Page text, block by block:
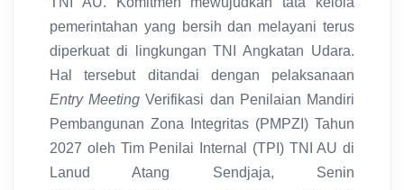
pemerintahan yang bersih dan melayani terus
diperkuat di lingkungan TNI Angkatan Udara.
Hal tersebut ditandai dengan pelaksanaan
Entry Meeting Verifikasi dan Penilaian Mandiri
Pembangunan Zona Integritas (PMPZI) Tahun
2027 oleh Tim Penilai Internal (TPI) TNI AU di
Lanud Atang Sendjaja, Senin